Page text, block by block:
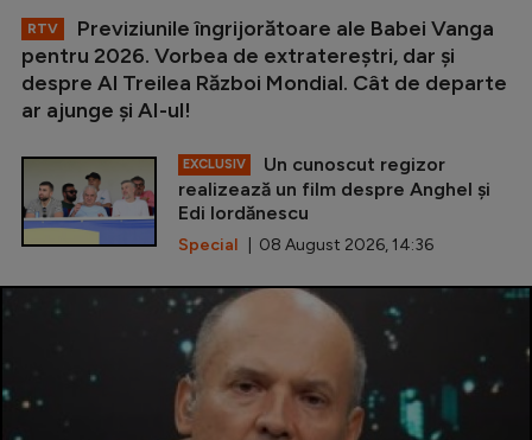
RTV
Previziunile îngrijorătoare ale Babei Vanga
pentru 2026. Vorbea de extratereștri, dar și
despre Al Treilea Război Mondial. Cât de departe
ar ajunge și AI-ul!
EXCLUSIV
Un cunoscut regizor
realizează un film despre Anghel și
Edi Iordănescu
Special | 08 August 2026, 14:36